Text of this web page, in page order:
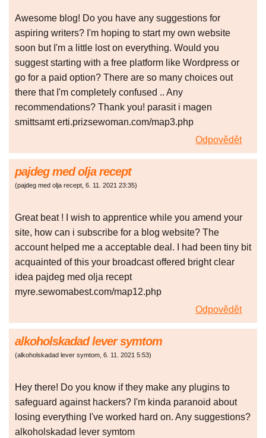
Awesome blog! Do you have any suggestions for
aspiring writers? I'm hoping to start my own website
soon but I'm a little lost on everything. Would you
suggest starting with a free platform like Wordpress or
go for a paid option? There are so many choices out
there that I'm completely confused .. Any
recommendations? Thank you! parasit i magen
smittsamt erti.prizsewoman.com/map3.php
Odpovědět
pajdeg med olja recept
(pajdeg med olja recept, 6. 11. 2021 23:35)
Great beat ! I wish to apprentice while you amend your
site, how can i subscribe for a blog website? The
account helped me a acceptable deal. I had been tiny bit
acquainted of this your broadcast offered bright clear
idea pajdeg med olja recept
myre.sewomabest.com/map12.php
Odpovědět
alkoholskadad lever symtom
(alkoholskadad lever symtom, 6. 11. 2021 5:53)
Hey there! Do you know if they make any plugins to
safeguard against hackers? I'm kinda paranoid about
losing everything I've worked hard on. Any suggestions?
alkoholskadad lever symtom